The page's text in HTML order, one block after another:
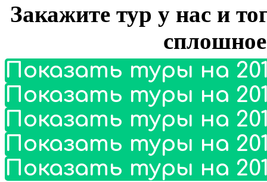
Закажите тур у нас и
Показать туры на
Показать туры на
Показать туры на
Показать туры на
Показать туры на